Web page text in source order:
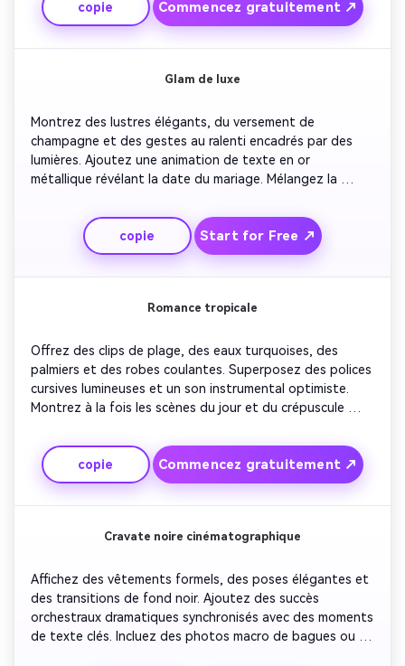
adoptant des tons naturels pour correspondre à une
esthétique de mariage rustique.
copie Commencez gratuitement ↗
Glam de luxe
Montrez des lustres élégants, du versement de
champagne et des gestes au ralenti encadrés par des
lumières. Ajoutez une animation de texte en or
métallique révélant la date du mariage. Mélangez la
doux et lents pour accentuer les détails et l'opulence.
Parfait pour les invitations de mariage de luxe qui
exigent sophistication.
copie Start for Free ↗
Romance tropicale
Offrez des clips de plage, des eaux turquoises, des
palmiers et des robes coulantes. Superposez des polices
cursives lumineuses et un son instrumental optimiste.
Montrez à la fois les scènes du jour et du crépuscule
gouttelettes d'eau ou un éclairage de lentille. Créez une
ambiance joyeuse et rafraîchissante idéale pour les
mariages de destination.
copie Commencez gratuitement ↗
Cravate noire cinématographique
Affichez des vêtements formels, des poses élégantes et
des transitions de fond noir. Ajoutez des succès
orchestraux dramatiques synchronisés avec des moments
de texte clés. Incluez des photos macro de bagues ou de